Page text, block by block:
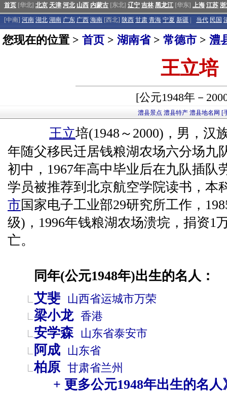
首页 [华北] 北京 天津 河北 山西 内蒙古 [东北] 辽宁 吉林 黑龙江 [华东] 上海 江苏
[中南] 河南 湖北 湖南 广东 广西 海南 [西北] 陕西 甘肃 青海 宁夏 新疆 当代 民国
您现在的位置 > 首页 > 湖南省> 常德市 > 澧
王立培
[公元1948年－
澧县景点 澧县特产 澧县地名网 [
王立培(1948～2000)，男，汉
年随父移民迁居钱粮湖农场六分场九
初中，1967年高中毕业后在九队插队
学员被推荐到北京航空学院读书，本
市国家电子工业部29研究所工作，
级)，1996年钱粮湖农场溃垸，捐资1
亡。
同年(公元1948年)出生的名人：
艾斐 山西省运城市万荣
梁小龙 香港
安学森 山东省泰安市
阿成 山东省
柏原 甘肃省兰州
+ 更多公元1948年出生的名人